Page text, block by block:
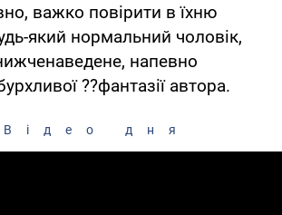
важко повірити в їхню
який нормальний чоловік,
напевно
??фантазії автора.
Відео дня